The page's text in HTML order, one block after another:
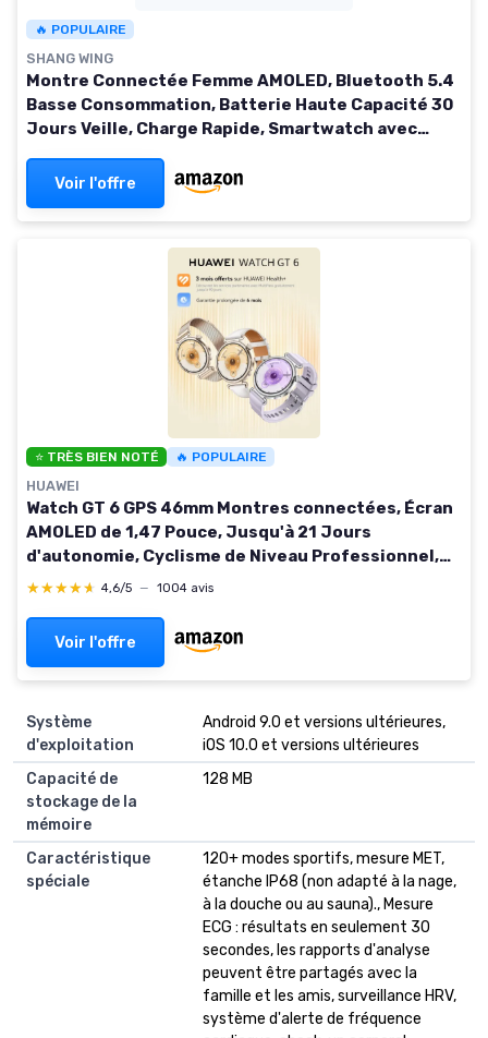
🔥 POPULAIRE
SHANG WING
Montre Connectée Femme AMOLED, Bluetooth 5.4
Basse Consommation, Batterie Haute Capacité 30
Jours Veille, Charge Rapide, Smartwatch avec
NoirVoir l'offre
⭐ TRÈS BIEN NOTÉ 🔥 POPULAIRE
HUAWEI
Watch GT 6 GPS 46mm Montres connectées, Écran
AMOLED de 1,47 Pouce, Jusqu'à 21 Jours
d'autonomie, Cyclisme de Niveau Professionnel,
Compatible avec iOS et Android, Analyse ECG, Vert
★★★★★
★★★★★ 4,6/5 — 1004 avis
Voir l'offre
Système
d'exploitation
Android 9.0 et versions ultérieures,
iOS 10.0 et versions ultérieures
Capacité de
stockage de la
mémoire
128 MB
Caractéristique
spéciale
120+ modes sportifs, mesure MET,
étanche IP68 (non adapté à la nage,
à la douche ou au sauna)., Mesure
ECG : résultats en seulement 30
secondes, les rapports d'analyse
peuvent être partagés avec la
famille et les amis, surveillance HRV,
système d'alerte de fréquence